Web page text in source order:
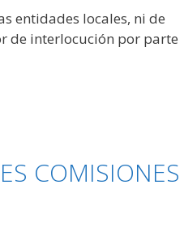
entidades locales, ni de
de interlocución por parte
COMISIONES